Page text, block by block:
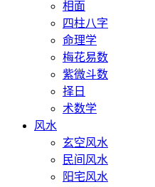
相面
四柱八字
命理学
梅花易数
紫微斗数
择日
术数学
风水
玄空风水
民间风水
阳宅风水